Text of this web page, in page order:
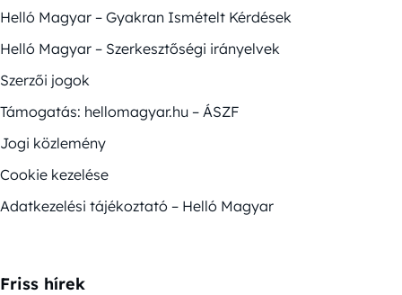
Helló Magyar – Gyakran Ismételt Kérdések
Helló Magyar – Szerkesztőségi irányelvek
Szerzői jogok
Támogatás: hellomagyar.hu – ÁSZF
Jogi közlemény
Cookie kezelése
Adatkezelési tájékoztató – Helló Magyar
Friss hírek